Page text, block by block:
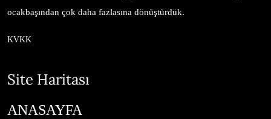
ocakbaşından çok daha fazlasına dönüştürdük.
KVKK
Site Haritası
ANASAYFA